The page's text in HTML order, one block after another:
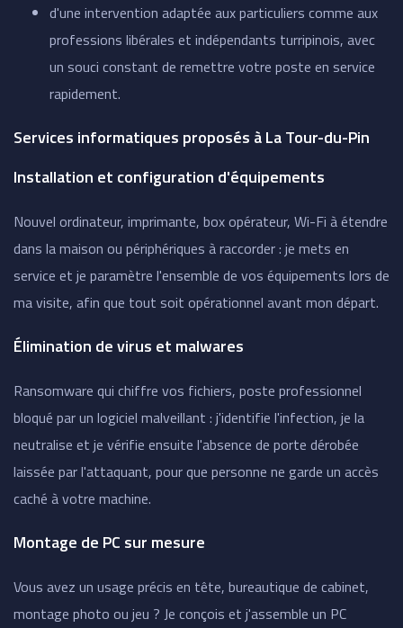
d'une intervention adaptée aux particuliers comme aux
professions libérales et indépendants turripinois, avec
un souci constant de remettre votre poste en service
rapidement.
Services informatiques proposés à La Tour-du-Pin
Installation et configuration d'équipements
Nouvel ordinateur, imprimante, box opérateur, Wi-Fi à étendre
dans la maison ou périphériques à raccorder : je mets en
service et je paramètre l'ensemble de vos équipements lors de
ma visite, afin que tout soit opérationnel avant mon départ.
Élimination de virus et malwares
Ransomware qui chiffre vos fichiers, poste professionnel
bloqué par un logiciel malveillant : j'identifie l'infection, je la
neutralise et je vérifie ensuite l'absence de porte dérobée
laissée par l'attaquant, pour que personne ne garde un accès
caché à votre machine.
Montage de PC sur mesure
Vous avez un usage précis en tête, bureautique de cabinet,
montage photo ou jeu ? Je conçois et j'assemble un PC